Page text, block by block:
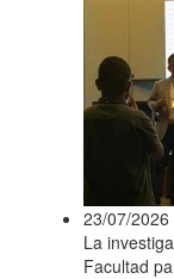
23/07/2026
La
Facultad pa